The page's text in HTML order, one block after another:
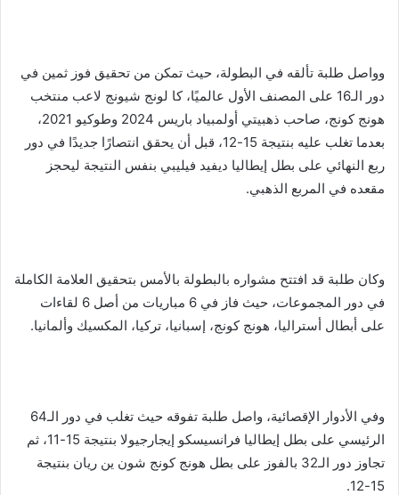
وواصل طلبة تألقه في البطولة، حيث تمكن من تحقيق فوز ثمين في
دور الـ16 على المصنف الأول عالميًا، كا لونج شيونج لاعب منتخب
هونج كونج، صاحب ذهبيتي أولمبياد باريس 2024 وطوكيو 2021،
بعدما تغلب عليه بنتيجة 15-12، قبل أن يحقق انتصارًا جديدًا في دور
ربع النهائي على بطل إيطاليا ديفيد فيليبي بنفس النتيجة ليحجز
مقعده في المربع الذهبي.
وكان طلبة قد افتتح مشواره بالبطولة بالأمس بتحقيق العلامة الكاملة
في دور المجموعات، حيث فاز في 6 مباريات من أصل 6 لقاءات
على أبطال أستراليا، هونج كونج، إسبانيا، تركيا، المكسيك وألمانيا.
وفي الأدوار الإقصائية، واصل طلبة تفوقه حيث تغلب في دور الـ64
الرئيسي على بطل إيطاليا فرانسيسكو إيجارجيولا بنتيجة 15-11، ثم
تجاوز دور الـ32 بالفوز على بطل هونج كونج شون ين ريان بنتيجة
15-12.